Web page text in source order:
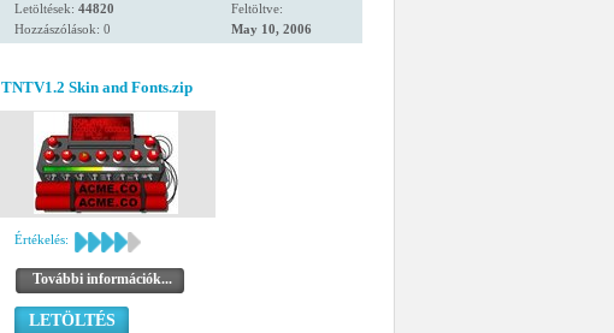
Letöltések: 44820
Hozzászólások: 0
Feltöltve:
May 10, 2006
TNTV1.2 Skin and Fonts.zip
Értékelés:
További információk...
LETÖLTÉS